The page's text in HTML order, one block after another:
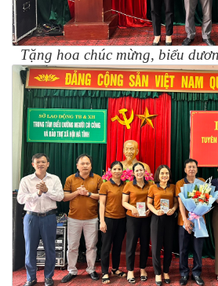
Tặng hoa chúc mừng, biểu